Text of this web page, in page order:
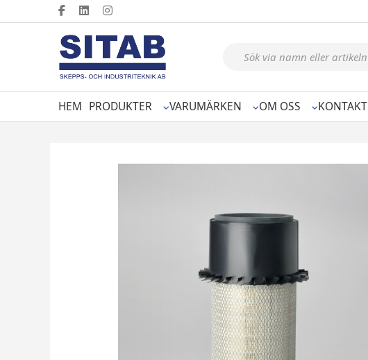
HEM PRODUKTER VARUMÄRKEN OM OSS KONTAKT